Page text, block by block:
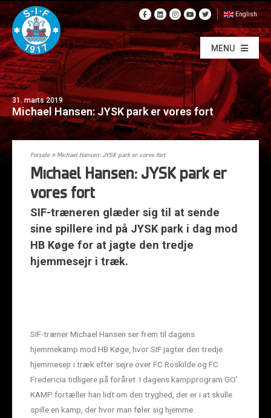
English
MENU
31. marts 2019
Michael Hansen: JYSK park er vores fort
Forside»Michael Hansen: JYSK park er vores fort
Michael Hansen: JYSK park er
vores fort
SIF-træneren glæder sig til at sende
sine spillere ind på JYSK park i dag mod
HB Køge for at jagte den tredje
hjemmesejr i træk.
SIF-træner Michael Hansen ser frem til dagens
hjemmekamp mod HB Køge, hvor SIF jagter den tredje
hjemmesejr i træk efter sejre over FC Roskilde og FC
Fredericia tidligere på foråret. I dagens kampprogram GO’
KAMP fortæller han lidt om den tryghed, der er i at skulle
spille en kamp, der hvor man føler sig hjemme.